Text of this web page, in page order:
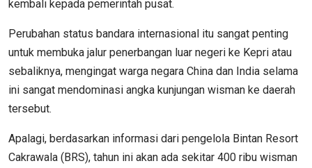
kembali kepada pemerintah pusat.
Perubahan status bandara internasional itu sangat penting
untuk membuka jalur penerbangan luar negeri ke Kepri atau
sebaliknya, mengingat warga negara China dan India selama
ini sangat mendominasi angka kunjungan wisman ke daerah
tersebut.
Apalagi, berdasarkan informasi dari pengelola Bintan Resort
Cakrawala (BRS), tahun ini akan ada sekitar 400 ribu wisman